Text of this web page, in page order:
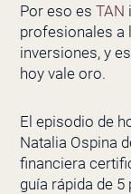
Por eso es TAN
profesionales a
inversiones, y
hoy vale oro.
El episodio de
Natalia Ospina
financiera
guía rápida de